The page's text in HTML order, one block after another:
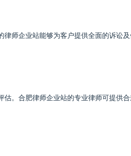
师企业站能够为客户提供全面的诉讼
。合肥律师企业站的专业律师可提供